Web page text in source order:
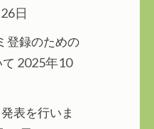
日
登録のための
2025年10
表を行いま